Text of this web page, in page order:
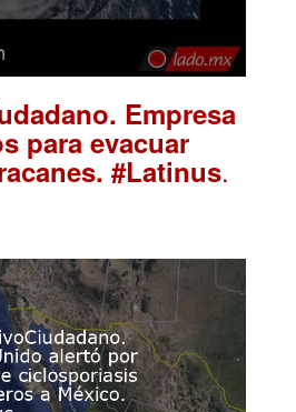
Empresa
para evacuar
#Latinus.